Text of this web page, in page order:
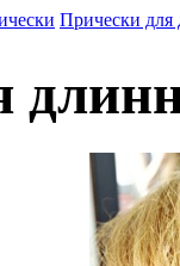
Прически для